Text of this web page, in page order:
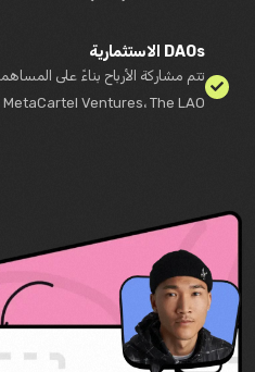
DAOs الاستثمارية
تتم مشاركة الأرباح بناءً على
MetaCartel Ventures، The LAO